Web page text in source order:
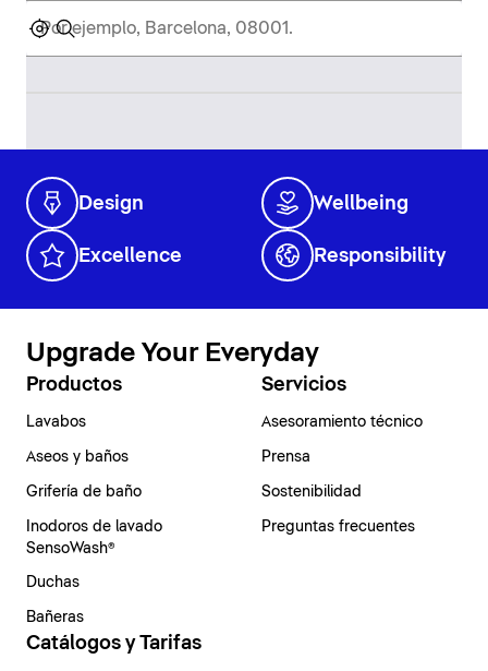
Design Wellbeing
Excellence Responsibility
Upgrade Your Everyday
Productos
Lavabos
Aseos y baños
Grifería de baño
Inodoros de lavado
SensoWash®
Duchas
Bañeras
Servicios
Asesoramiento técnico
Prensa
Sostenibilidad
Preguntas frecuentes
Catálogos y Tarifas